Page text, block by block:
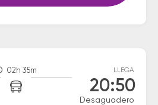
02h 35m LLEGA
20:50
Desaguadero